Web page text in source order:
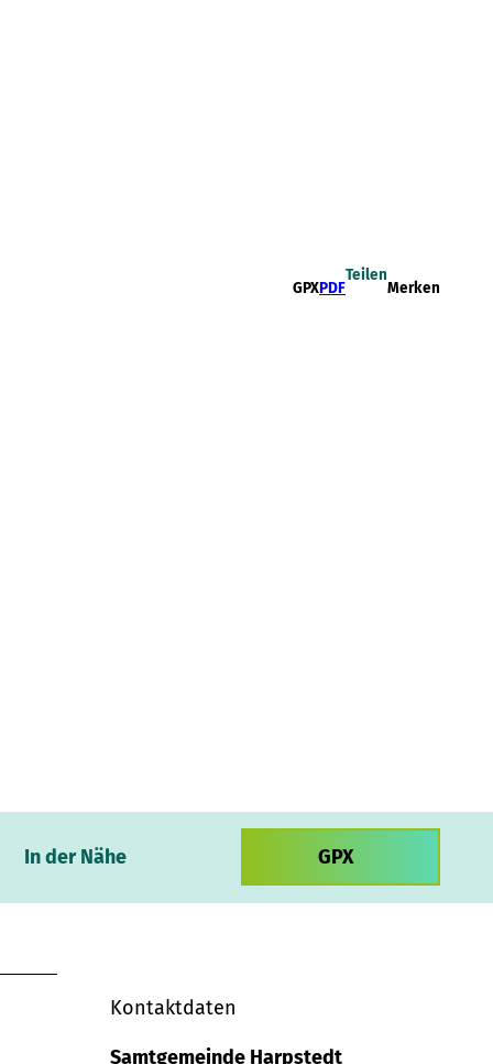
GPXPDF
Teilen
Merken
In der Nähe GPX
Kontaktdaten
Samtgemeinde Harpstedt